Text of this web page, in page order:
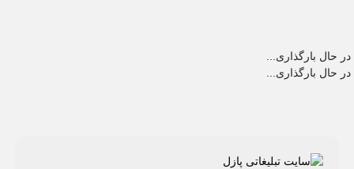
در حال بارگذاری...
در حال بارگذاری...